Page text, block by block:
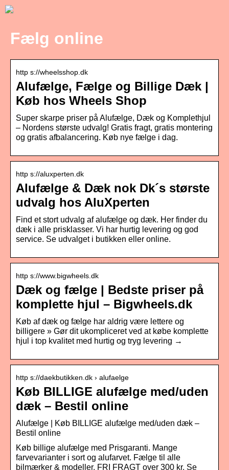
Fælg online
http s://wheelsshop.dk
Alufælge, Fælge og Billige Dæk |
Køb hos Wheels Shop
Super skarpe priser på Alufælge, Dæk og Komplethjul
– Nordens største udvalg! Gratis fragt, gratis montering
og gratis afbalancering. Køb nye fælge i dag.
http s://aluxperten.dk
Alufælge & Dæk nok Dk´s største
udvalg hos AluXperten
Find et stort udvalg af alufælge og dæk. Her finder du
dæk i alle prisklasser. Vi har hurtig levering og god
service. Se udvalget i butikken eller online.
http s://www.bigwheels.dk
Dæk og fælge | Bedste priser på
komplette hjul – Bigwheels.dk
Køb af dæk og fælge har aldrig være lettere og
billigere » Gør dit ukompliceret ved at købe komplette
hjul i top kvalitet med hurtig og tryg levering →
http s://daekbutikken.dk › alufaelge
Køb BILLIGE alufælge med/uden
dæk – Bestil online
Alufælge | Køb BILLIGE alufælge med/uden dæk –
Bestil online
Køb billige alufælge med Prisgaranti. Mange
farvevarianter i sort og alufarvet. Fælge til alle
bilmærker & modeller. FRI FRAGT over 300 kr. Se